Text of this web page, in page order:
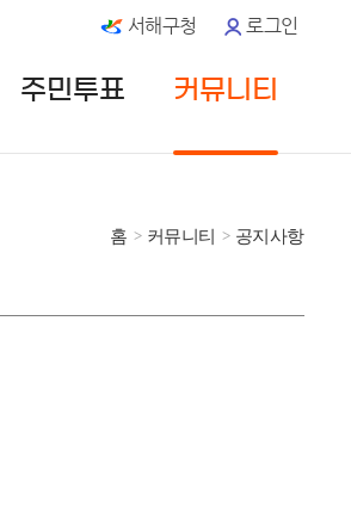
서해구청 로그인
주민투표 커뮤니티
홈 커뮤니티 공지사항